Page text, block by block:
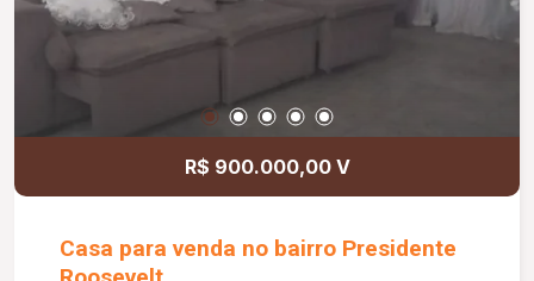
R$ 900.000,00 V
Casa para venda no bairro Presidente